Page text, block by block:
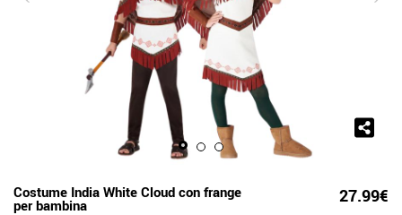
Costume India White Cloud con frange
per bambina 27.99€